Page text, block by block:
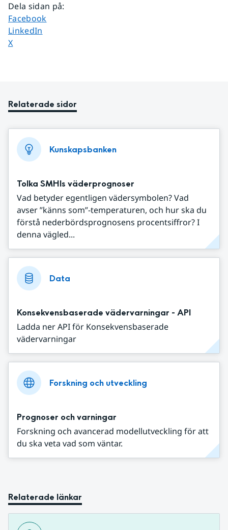
Dela sidan på:
Dela sidan på
Facebook
Dela sidan på
LinkedIn
Dela sidan på
X
Relaterade sidor
Kunskapsbanken
Tolka SMHIs väderprognoser
Vad betyder egentligen vädersymbolen? Vad
avser ”känns som”-temperaturen, och hur ska du
förstå nederbördsprognosens procentsiffror? I
denna vägled...
Data
Konsekvensbaserade vädervarningar - API
Ladda ner API för Konsekvensbaserade
vädervarningar
Forskning och utveckling
Prognoser och varningar
Forskning och avancerad modellutveckling för att
du ska veta vad som väntar.
Relaterade länkar